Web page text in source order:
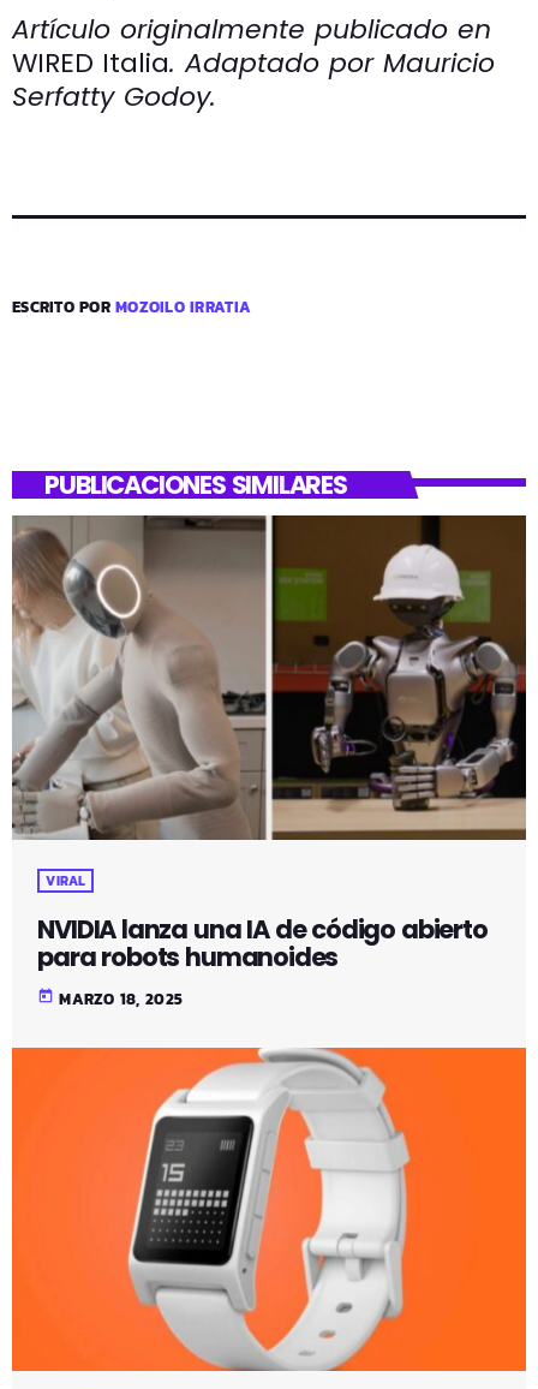
Artículo originalmente publicado en
WIRED Italia. Adaptado por Mauricio
Serfatty Godoy.
ESCRITO PORMOZOILO IRRATIA
PUBLICACIONES SIMILARES
VIRAL
NVIDIA lanza una IA de código abierto
para robots humanoides
today MARZO 18, 2025